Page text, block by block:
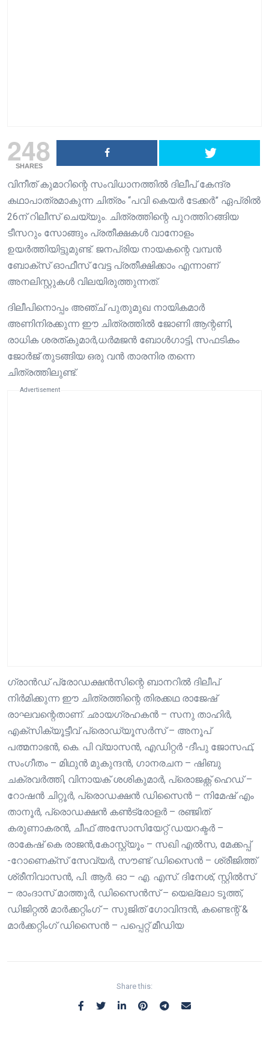
248
SHARES
വിനീത് കുമാറിന്റെ സംവിധാനത്തിൽ ദിലീപ് കേന്ദ്ര
കഥാപാത്രമാകുന്ന ചിത്രം “പവി കെയർ ടേക്കർ” ഏപ്രിൽ
26ന് റിലീസ് ചെയ്യും. ചിത്രത്തിന്റെ പുറത്തിറങ്ങിയ
ടീസറും സോങ്ങും പ്രതീക്ഷകൾ വാനോളം
ഉയർത്തിയിട്ടുമുണ്ട്. ജനപ്രിയ നായകന്റെ വമ്പൻ
ബോക്സ് ഓഫീസ് വേട്ട പ്രതീക്ഷിക്കാം എന്നാണ്
അനലിസ്റ്റുകൾ വിലയിരുത്തുന്നത്.
ദിലീപിനൊപ്പം അഞ്ച് പുതുമുഖ നായികമാർ
അണിനിരക്കുന്ന ഈ ചിത്രത്തിൽ ജോണി ആന്റണി,
രാധിക ശരത്കുമാർ,ധർമജൻ ബോൾഗാട്ടി, സഫടികം
ജോർജ് തുടങ്ങിയ ഒരു വൻ താരനിര തന്നെ
ചിത്രത്തിലുണ്ട്.
Advertisement
ഗ്രാൻഡ് പ്രോഡക്ഷൻസിന്റെ ബാനറിൽ ദിലീപ്
നിർമിക്കുന്ന ഈ ചിത്രത്തിന്റെ തിരക്കഥ രാജേഷ്
രാഘവന്റെതാണ്. ഛായഗ്രഹകൻ – സനു താഹിർ,
എക്സിക്യൂട്ടീവ് പ്രൊഡ്യൂസർസ് – അനൂപ്
പത്മനാഭൻ, കെ. പി വ്യാസൻ, എഡിറ്റർ -ദീപു ജോസഫ്,
സംഗീതം – മിഥുൻ മുകുന്ദൻ, ഗാനരചന – ഷിബു
ചക്രവർത്തി, വിനായക് ശശികുമാർ, പ്രൊജക്റ്റ്‌ ഹെഡ് –
റോഷൻ ചിറ്റൂർ, പ്രൊഡക്ഷൻ ഡിസൈൻ – നിമേഷ് എം
താനൂർ, പ്രൊഡക്ഷൻ കൺട്രോളർ – രഞ്ജിത്
കരുണാകരൻ, ചീഫ് അസോസിയേറ്റ് ഡയറക്ടർ –
രാകേഷ് കെ രാജൻ,കോസ്റ്റ്യൂം – സഖി എൽസ, മേക്കപ്പ്
-റോണെക്സ് സേവ്യർ, സൗണ്ട് ഡിസൈൻ – ശ്രീജിത്ത്‌
ശ്രീനിവാസൻ, പി. ആർ. ഓ – എ. എസ്. ദിനേശ്, സ്റ്റിൽസ്
– രാംദാസ് മാത്തൂർ, ഡിസൈൻസ് – യെല്ലോ ടൂത്ത്‌,
ഡിജിറ്റൽ മാർക്കറ്റിംഗ് – സുജിത് ഗോവിന്ദൻ, കണ്ടെന്റ് &
മാർക്കറ്റിംഗ് ഡിസൈൻ – പപ്പെറ്റ് മീഡിയ
Share this: